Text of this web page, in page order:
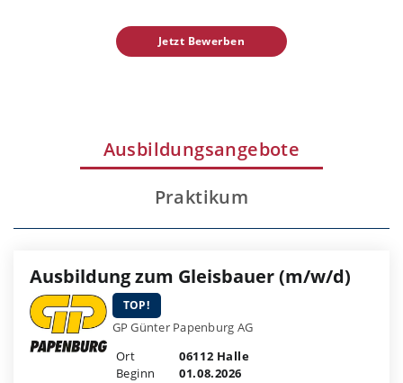
Jetzt Bewerben
Ausbildungsangebote
Praktikum
Ausbildung zum Gleisbauer (m/w/d)
TOP!
GP Günter Papenburg AG
Ort
06112 Halle
Beginn
01.08.2026